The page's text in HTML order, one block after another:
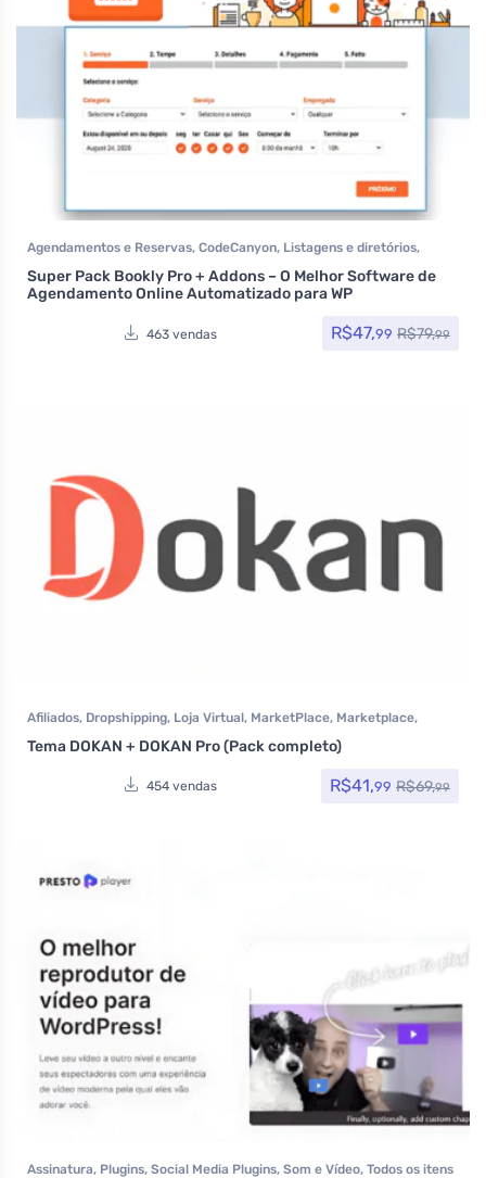
Agendamentos e Reservas, CodeCanyon, Listagens e diretórios,
Plugins
Todos os itens
Super Pack Bookly Pro + Addons – O Melhor Software de
Agendamento Online Automatizado para WP
463 vendas R$47,99 R$79,99
Afiliados, Dropshipping, Loja Virtual, MarketPlace, Marketplace,
Todos os itens
Tema DOKAN + DOKAN Pro (Pack completo)
454 vendas R$41,99 R$69,99
Assinatura, Plugins, Social Media Plugins, Som e Vídeo, Todos os itens